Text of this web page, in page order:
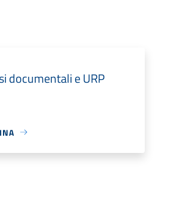
documentali e URP